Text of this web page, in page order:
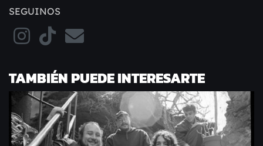
SEGUINOS
TAMBIÉN PUEDE INTERESARTE